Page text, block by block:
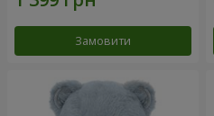
Замовити